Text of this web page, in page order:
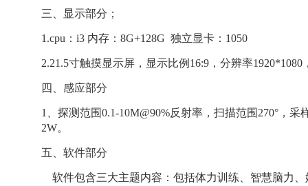
三、显示部分；
1.cpu：i3 内存：8G+128G 独立显卡：1050
2.21.5寸触摸显示屏，显示比例16:9，分辨率
四、感应部分
1、探测范围0.1-10M@90%反射率，扫描范围270°，
2W。
五、软件部分
软件包含三大主题内容：包括体力训练、智慧脑力